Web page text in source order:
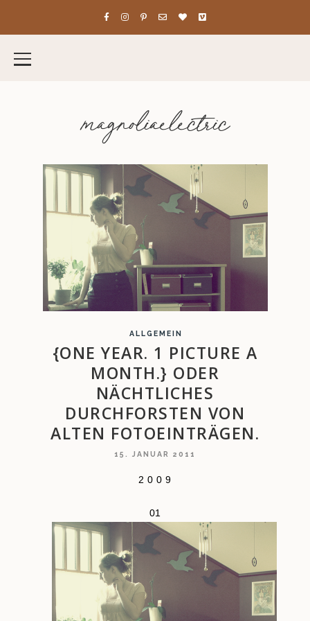
magnoliaelectric
ALLGEMEIN
{ONE YEAR. 1 PICTURE A
MONTH.} ODER
NÄCHTLICHES
DURCHFORSTEN VON
ALTEN FOTOEINTRÄGEN.
15. JANUAR 2011
2 0 0 9
01